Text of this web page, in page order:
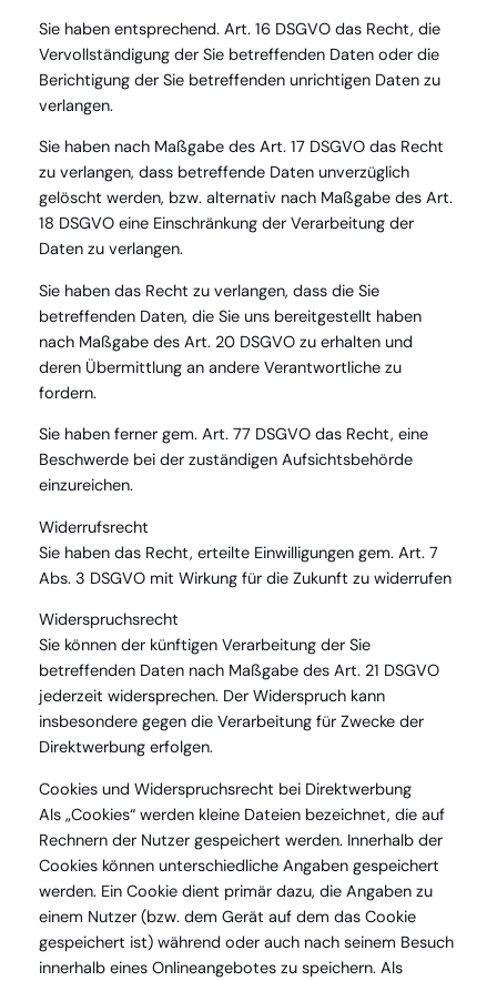
Sie haben entsprechend. Art. 16 DSGVO das Recht, die
Vervollständigung der Sie betreffenden Daten oder die
Berichtigung der Sie betreffenden unrichtigen Daten zu
verlangen.
Sie haben nach Maßgabe des Art. 17 DSGVO das Recht
zu verlangen, dass betreffende Daten unverzüglich
gelöscht werden, bzw. alternativ nach Maßgabe des Art.
18 DSGVO eine Einschränkung der Verarbeitung der
Daten zu verlangen.
Sie haben das Recht zu verlangen, dass die Sie
betreffenden Daten, die Sie uns bereitgestellt haben
nach Maßgabe des Art. 20 DSGVO zu erhalten und
deren Übermittlung an andere Verantwortliche zu
fordern.
Sie haben ferner gem. Art. 77 DSGVO das Recht, eine
Beschwerde bei der zuständigen Aufsichtsbehörde
einzureichen.
Widerrufsrecht
Sie haben das Recht, erteilte Einwilligungen gem. Art. 7
Abs. 3 DSGVO mit Wirkung für die Zukunft zu widerrufen
Widerspruchsrecht
Sie können der künftigen Verarbeitung der Sie
betreffenden Daten nach Maßgabe des Art. 21 DSGVO
jederzeit widersprechen. Der Widerspruch kann
insbesondere gegen die Verarbeitung für Zwecke der
Direktwerbung erfolgen.
Cookies und Widerspruchsrecht bei Direktwerbung
Als „Cookies“ werden kleine Dateien bezeichnet, die auf
Rechnern der Nutzer gespeichert werden. Innerhalb der
Cookies können unterschiedliche Angaben gespeichert
werden. Ein Cookie dient primär dazu, die Angaben zu
einem Nutzer (bzw. dem Gerät auf dem das Cookie
gespeichert ist) während oder auch nach seinem Besuch
innerhalb eines Onlineangebotes zu speichern. Als